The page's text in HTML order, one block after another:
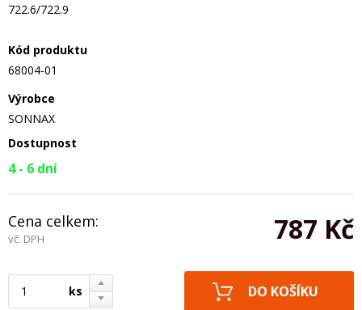
722.6/722.9
Kód produktu
68004-01
Výrobce
SONNAX
Dostupnost
4 - 6 dní
Cena celkem:
vč. DPH 787 Kč
ks